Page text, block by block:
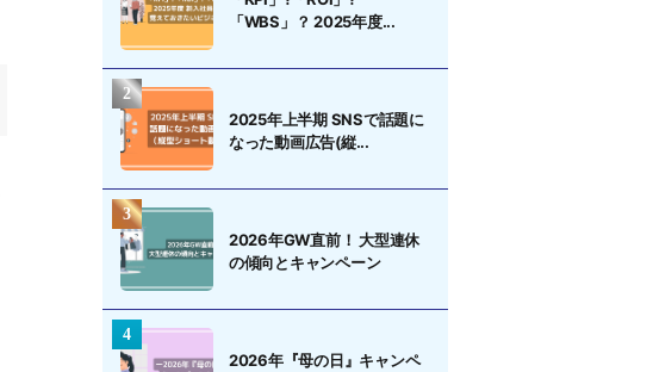
「WBS」？ 2025年度...
2025年上半期 SNSで話題に
なった動画広告(縦...
2026年GW直前！ 大型連休
の傾向とキャンペーン
2026年『母の日』キャンペ